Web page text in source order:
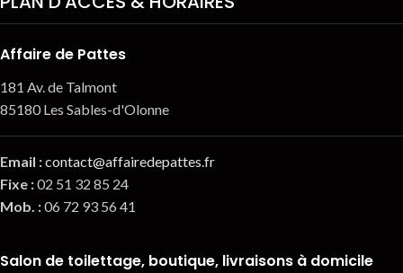
Affaire de Pattes
181 Av. de Talmont
85180 Les Sables-d'Olonne
Email :contact@affairedepattes.fr
Fixe :02 51 32 85 24
Mob. :06 72 93 56 41
Salon de toilettage, boutique, livraisons à domicile